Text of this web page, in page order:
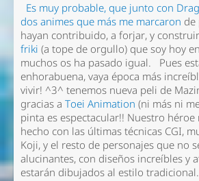
Es muy probable, que junto con
dos animes que más me marcaron de
hayan contribuido, a forjar, y
friki (a tope de orgullo) que soy hoy
muchos os ha pasado igual. Pues
enhorabuena, vaya época más
vivir! ^3^ tenemos nueva peli de
gracias a Toei Animation (ni más ni
pinta es espectacular!! Nuestro héroe
hecho con las últimas técnicas CGI,
Koji, y el resto de personajes que no
alucinantes, con diseños increíbles y
estarán dibujados al estilo tradicional.